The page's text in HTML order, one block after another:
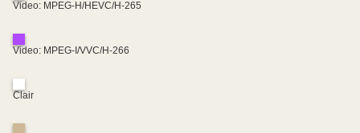
Video: MPEG-H/HEVC/H-265
Video: MPEG-I/VVC/H-266
Clair